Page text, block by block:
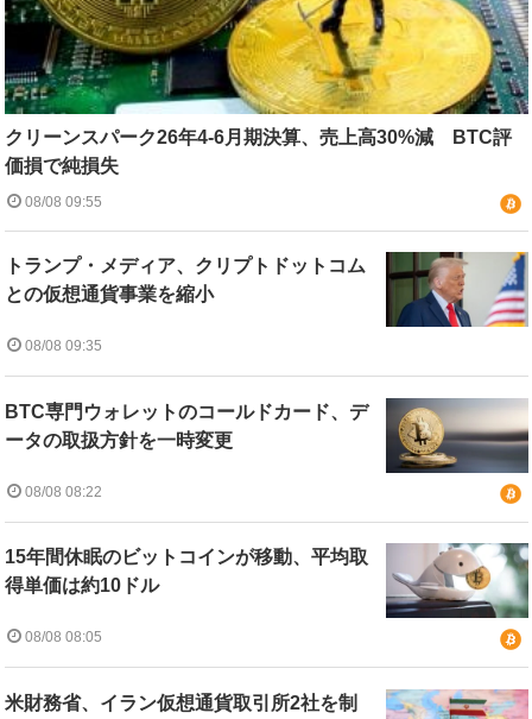
クリーンスパーク26年4-6月期決算、売上高30%減 BTC評
価損で純損失
08/08 09:55
トランプ・メディア、クリプトドットコム
との仮想通貨事業を縮小
08/08 09:35
BTC専門ウォレットのコールドカード、デ
ータの取扱方針を一時変更
08/08 08:22
15年間休眠のビットコインが移動、平均取
得単価は約10ドル
08/08 08:05
米財務省、イラン仮想通貨取引所2社を制